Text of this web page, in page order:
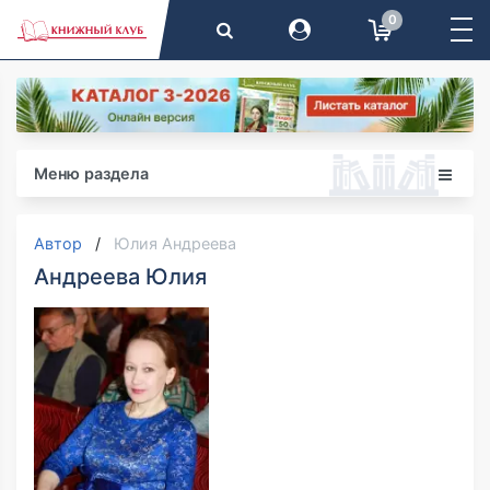
0
Меню раздела
Автор Юлия Андреева
Андреева Юлия